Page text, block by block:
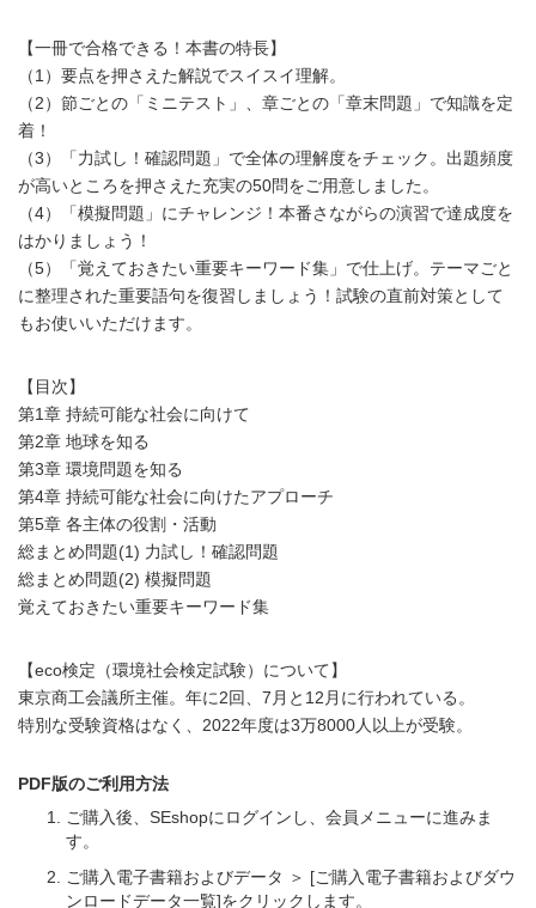
【一冊で合格できる！本書の特長】
（1）要点を押さえた解説でスイスイ理解。
（2）節ごとの「ミニテスト」、章ごとの「章末問題」で知識を定
着！
（3）「力試し！確認問題」で全体の理解度をチェック。出題頻度
が高いところを押さえた充実の50問をご用意しました。
（4）「模擬問題」にチャレンジ！本番さながらの演習で達成度を
はかりましょう！
（5）「覚えておきたい重要キーワード集」で仕上げ。テーマごと
に整理された重要語句を復習しましょう！試験の直前対策として
もお使いいただけます。
【目次】
第1章 持続可能な社会に向けて
第2章 地球を知る
第3章 環境問題を知る
第4章 持続可能な社会に向けたアプローチ
第5章 各主体の役割・活動
総まとめ問題(1) 力試し！確認問題
総まとめ問題(2) 模擬問題
覚えておきたい重要キーワード集
【eco検定（環境社会検定試験）について】
東京商工会議所主催。年に2回、7月と12月に行われている。
特別な受験資格はなく、2022年度は3万8000人以上が受験。
PDF版のご利用方法
ご購入後、SEshopにログインし、会員メニューに進みま
す。
ご購入電子書籍およびデータ ＞ [ご購入電子書籍およびダウ
ンロードデータ一覧]をクリックします。